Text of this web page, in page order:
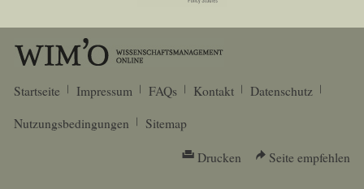
Startseite Impressum FAQs Kontakt
Datenschutz
Nutzungsbedingungen
Sitemap
Drucken Seite empfehlen